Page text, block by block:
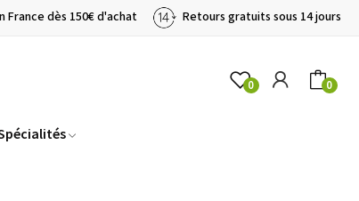
dès 150€ d'achat Retours gratuits sous 14 jours
0 0